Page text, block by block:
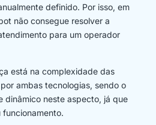
definido. Por isso, em
não consegue resolver a
para um operador
está na complexidade das
ambas tecnologias, sendo o
dinâmico neste aspecto, já que